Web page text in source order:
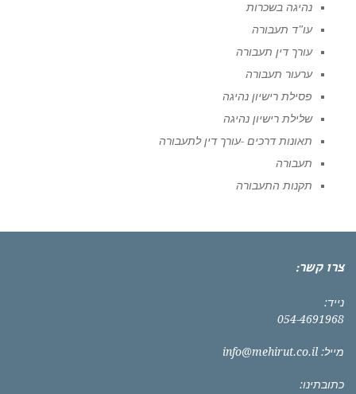
נהיגה בשכרות
עו"ד תעבורה
עורך דין תעבורה
ערעור תעבורה
פסילת רישיון נהיגה
שלילת רישיון נהיגה
תאונות דרכים -עורך דין לתעבורה
תעבורה
תקנות התעבורה
צרו קשר:
נייד:
054-4691968
מייל: info@mehirut.co.il
כתובתינו: